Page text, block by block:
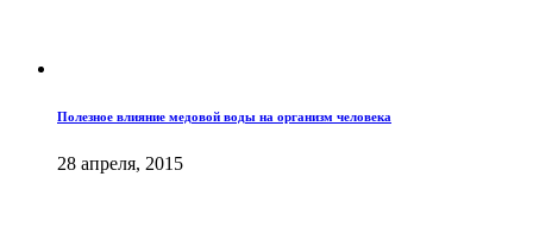
Полезное влияние медовой воды на организм человека
28 апреля, 2015